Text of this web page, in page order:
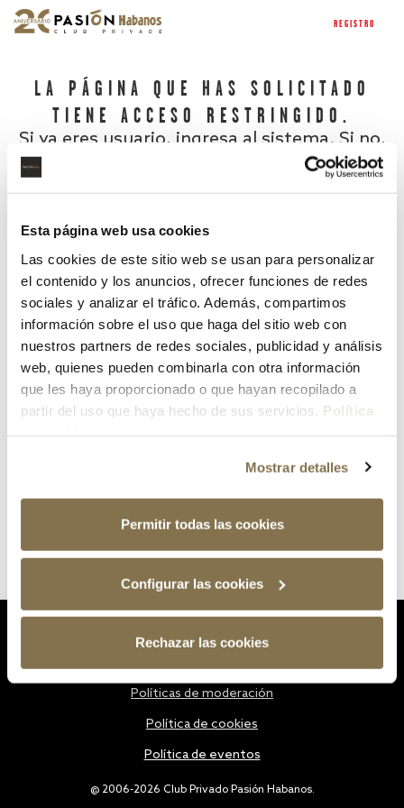
Esta página web usa cookies
Las cookies de este sitio web se usan para personalizar
el contenido y los anuncios, ofrecer funciones de redes
sociales y analizar el tráfico. Además, compartimos
información sobre el uso que haga del sitio web con
nuestros partners de redes sociales, publicidad y análisis
web, quienes pueden combinarla con otra información
que les haya proporcionado o que hayan recopilado a
partir del uso que haya hecho de sus servicios. Política
Mostrar detalles
Permitir todas las cookies
Configurar las cookies
Rechazar las cookies
REGISTRO
LA PÁGINA QUE HAS SOLICITADO
TIENE ACCESO RESTRINGIDO.
Si ya eres usuario, ingresa al sistema. Si no,
¿Has olvidado tu contraseña?
@ 2006-2026 Club Privado Pasión Habanos.
Políticas de moderación
Política de cookies
Política de eventos